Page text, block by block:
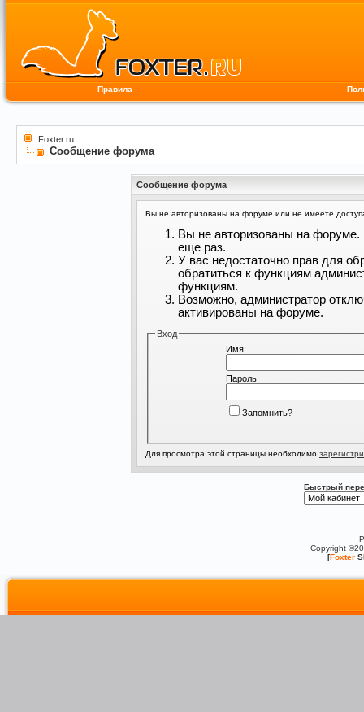
Правила
Foxter.ru
Сообщение форума
Сообщение форума
Вы не авторизованы на форуме или не имеете
Вы не авторизованы на форуме.
еще раз.
У вас недостаточно прав для
обратиться к функциям
функциям.
Возможно, администратор
активированы на форуме.
Вход
Имя:
Пароль:
Запомнить?
Для просмотра этой страницы необходимо
Быстрый
Copyright
[Foxter